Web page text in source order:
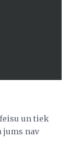
un tiek
jums nav